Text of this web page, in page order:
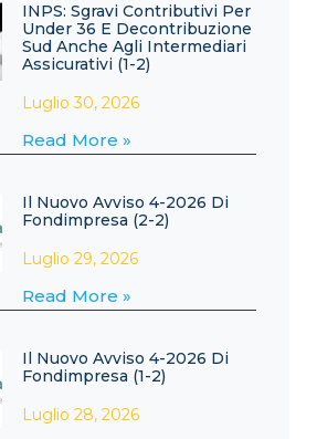
INPS: Sgravi Contributivi Per
Under 36 E Decontribuzione
Sud Anche Agli Intermediari
Assicurativi (1-2)
Luglio 30, 2026
Read More »
Il Nuovo Avviso 4-2026 Di
Fondimpresa (2-2)
Luglio 29, 2026
Read More »
Il Nuovo Avviso 4-2026 Di
Fondimpresa (1-2)
Luglio 28, 2026